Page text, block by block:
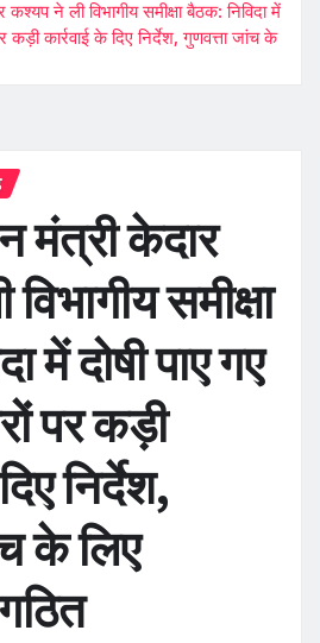
ने ली विभागीय समीक्षा बैठक: निविदा में
कड़ी कार्रवाई के दिए निर्देश, गुणवत्ता जांच के
केदार
समीक्षा
में दोषी पाए गए
पर कड़ी
निर्देश,
के लिए